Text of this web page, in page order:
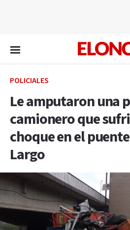
POLICIALES
Le amputaron una
camionero que
choque en el
Largo